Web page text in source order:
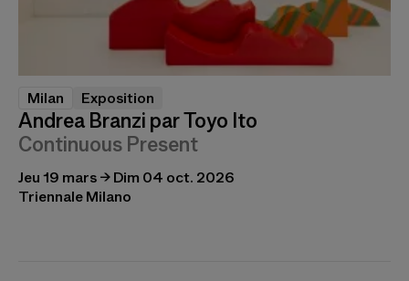
Milan Exposition
Andrea Branzi par Toyo Ito
Continuous Present
Jeu 19 mars → Dim 04 oct. 2026
Triennale Milano